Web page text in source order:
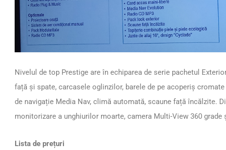
Nivelul de top Prestige are în echiparea de serie pachetul
față și spate, carcasele oglinzilor, barele de pe acoperiș
de navigație Media Nav, climă automată, scaune față încălzite.
monitorizare a unghiurilor moarte, camera Multi-View 360
Lista de prețuri